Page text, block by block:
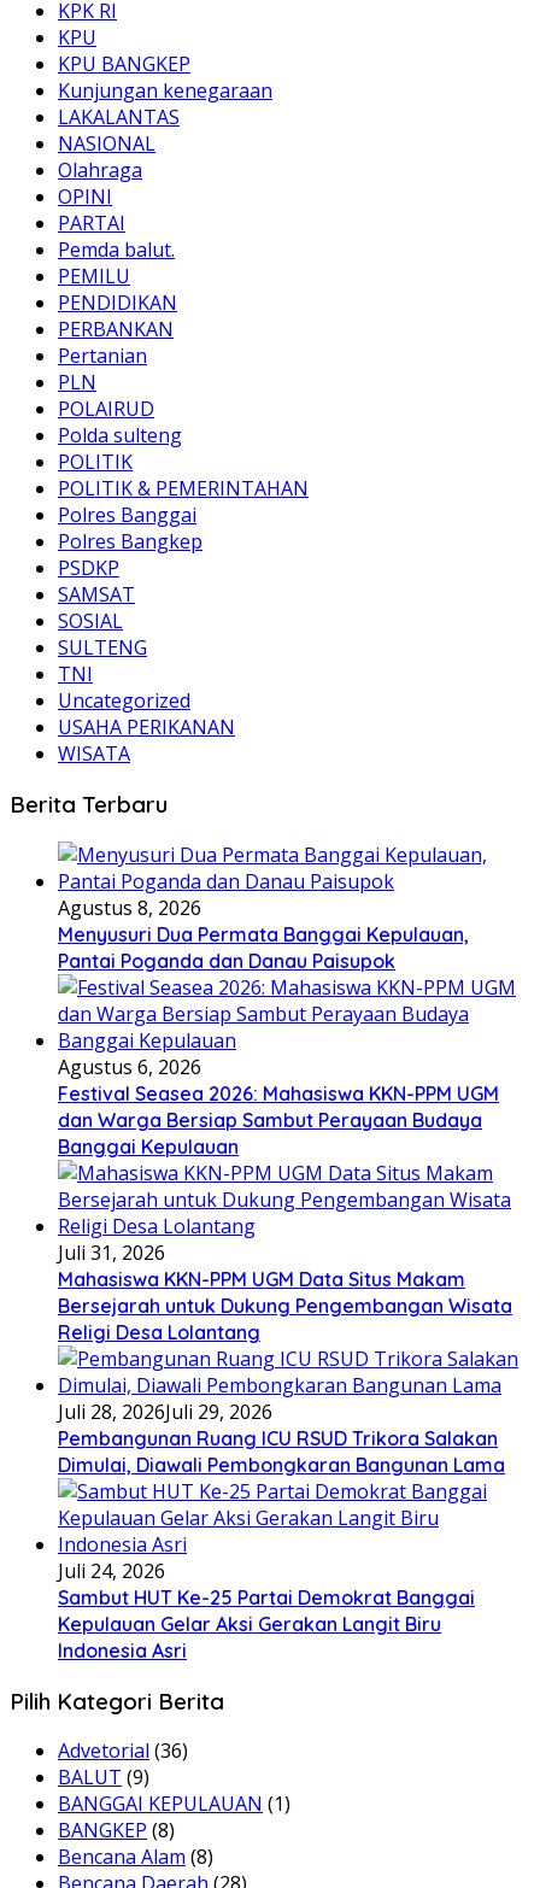
KPK RI
KPU
KPU BANGKEP
Kunjungan kenegaraan
LAKALANTAS
NASIONAL
Olahraga
OPINI
PARTAI
Pemda balut.
PEMILU
PENDIDIKAN
PERBANKAN
Pertanian
PLN
POLAIRUD
Polda sulteng
POLITIK
POLITIK & PEMERINTAHAN
Polres Banggai
Polres Bangkep
PSDKP
SAMSAT
SOSIAL
SULTENG
TNI
Uncategorized
USAHA PERIKANAN
WISATA
Berita Terbaru
Agustus 8, 2026
Menyusuri Dua Permata Banggai Kepulauan,
Pantai Poganda dan Danau Paisupok
Agustus 6, 2026
Festival Seasea 2026: Mahasiswa KKN-PPM UGM
dan Warga Bersiap Sambut Perayaan Budaya
Banggai Kepulauan
Juli 31, 2026
Mahasiswa KKN-PPM UGM Data Situs Makam
Bersejarah untuk Dukung Pengembangan Wisata
Religi Desa Lolantang
Juli 28, 2026Juli 29, 2026
Pembangunan Ruang ICU RSUD Trikora Salakan
Dimulai, Diawali Pembongkaran Bangunan Lama
Juli 24, 2026
Sambut HUT Ke-25 Partai Demokrat Banggai
Kepulauan Gelar Aksi Gerakan Langit Biru
Indonesia Asri
Pilih Kategori Berita
Advetorial (36)
BALUT (9)
BANGGAI KEPULAUAN (1)
BANGKEP (8)
Bencana Alam (8)